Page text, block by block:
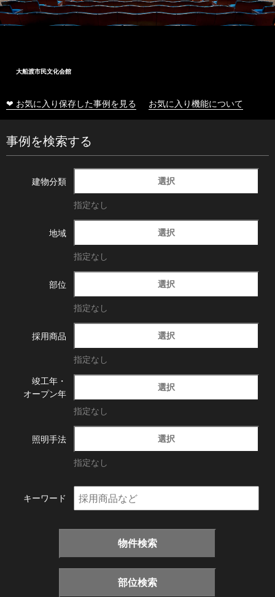
大船渡市民文化会館
❤ お気に入り保存した事例を見る お気に入り機能について
事例を検索する
建物分類 選択
指定なし
地域 選択
指定なし
部位 選択
指定なし
採用商品 選択
指定なし
竣工年・
オープン年
選択
指定なし
照明手法 選択
指定なし
キーワード
物件検索
部位検索